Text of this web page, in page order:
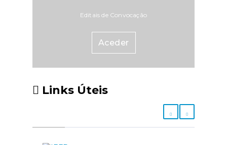
Editais de Convocação
Aceder
Links Úteis